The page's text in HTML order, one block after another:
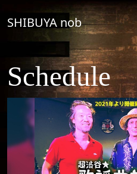
コンテンツへスキップ
メインナビゲーシ
SHIBUYA nob
Schedule